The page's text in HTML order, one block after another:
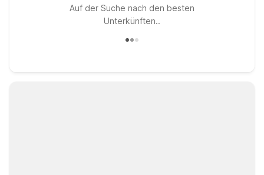
Auf der Suche nach den besten
Unterkünften..